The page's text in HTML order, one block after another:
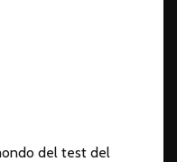
del test del